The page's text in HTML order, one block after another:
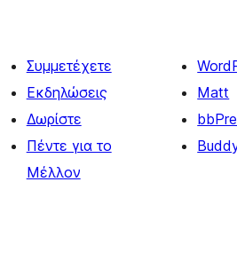
Συμμετέχετε
Εκδηλώσεις
Δωρίστε
Πέντε για το
Μέλλον
Matt